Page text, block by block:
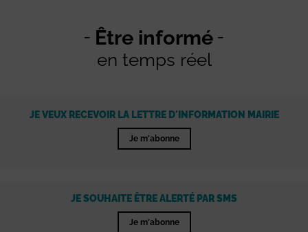
Être informé
en temps réel
JE VEUX RECEVOIR LA LETTRE D'INFORMATION MAIRIE
Je m'abonne
JE SOUHAITE ÊTRE ALERTÉ PAR SMS
Je m'abonne